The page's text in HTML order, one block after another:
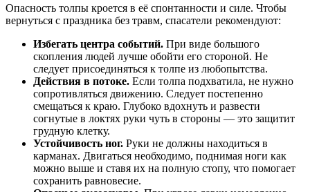
Опасность толпы кроется в её спонтанности и силе. Чтобы
вернуться с праздника без травм, спасатели рекомендуют:
Избегать центра событий. При виде большого
скопления людей лучше обойти его стороной. Не
следует присоединяться к толпе из любопытства.
Действия в потоке. Если толпа подхватила, не нужно
сопротивляться движению. Следует постепенно
смещаться к краю. Глубоко вдохнуть и развести
согнутые в локтях руки чуть в стороны — это защитит
грудную клетку.
Устойчивость ног. Руки не должны находиться в
карманах. Двигаться необходимо, поднимая ноги как
можно выше и ставя их на полную стопу, что помогает
сохранить равновесие.